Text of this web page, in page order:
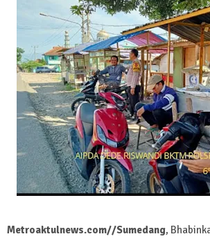
Metroaktulnews.com//Sumedang,